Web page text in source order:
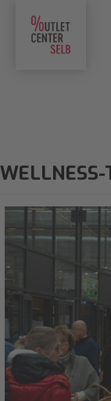
WELLNESS-